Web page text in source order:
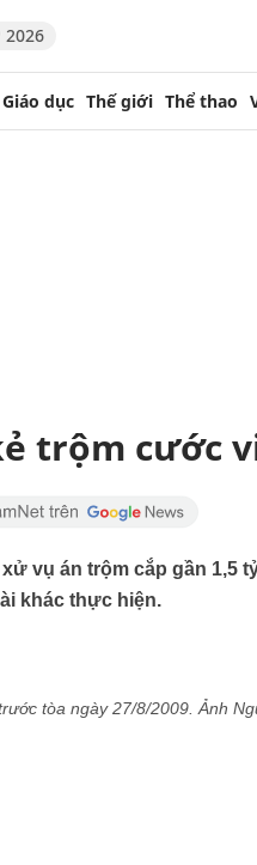
2026
Giáo dục Thế giới Thể thao
trộm cước
xử vụ án trộm cắp gần 1,5
khác thực hiện.
tòa ngày 27/8/2009. Ảnh